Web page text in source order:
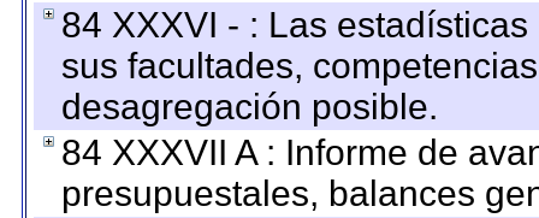
84 XXXVI - : Las
sus facultades,
desagregación posible.
84 XXXVII A : Informe de
presupuestales, balances